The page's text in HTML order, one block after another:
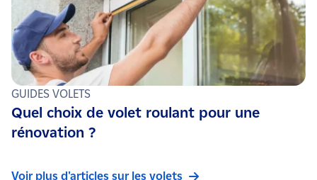
GUIDES VOLETS
Quel choix de volet roulant pour une
rénovation ?
Voir plus d'articles sur les volets